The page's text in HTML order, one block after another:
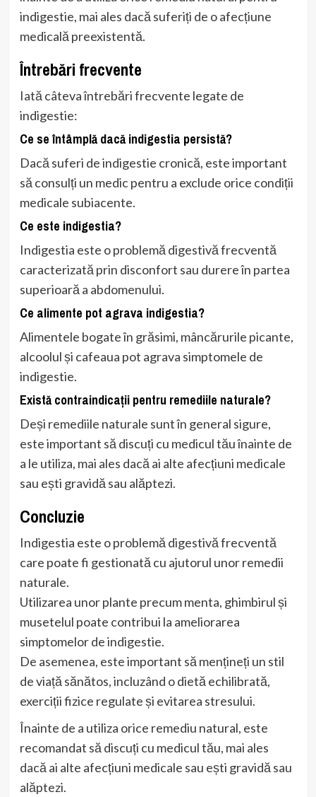
indigestie, mai ales dacă suferiți de o afecțiune
medicală preexistentă.
Întrebări frecvente
Iată câteva întrebări frecvente legate de
indigestie:
Ce se întâmplă dacă indigestia persistă?
Dacă suferi de indigestie cronică, este important
să consulți un medic pentru a exclude orice condiții
medicale subiacente.
Ce este indigestia?
Indigestia este o problemă digestivă frecventă
caracterizată prin disconfort sau durere în partea
superioară a abdomenului.
Ce alimente pot agrava indigestia?
Alimentele bogate în grăsimi, mâncărurile picante,
alcoolul și cafeaua pot agrava simptomele de
indigestie.
Există contraindicații pentru remediile naturale?
Deși remediile naturale sunt în general sigure,
este important să discuți cu medicul tău înainte de
a le utiliza, mai ales dacă ai alte afecțiuni medicale
sau ești gravidă sau alăptezi.
Concluzie
Indigestia este o problemă digestivă frecventă
care poate fi gestionată cu ajutorul unor remedii
naturale.
Utilizarea unor plante precum menta, ghimbirul și
musetelul poate contribui la ameliorarea
simptomelor de indigestie.
De asemenea, este important să mențineți un stil
de viață sănătos, incluzând o dietă echilibrată,
exerciții fizice regulate și evitarea stresului.
Înainte de a utiliza orice remediu natural, este
recomandat să discuți cu medicul tău, mai ales
dacă ai alte afecțiuni medicale sau ești gravidă sau
alăptezi.